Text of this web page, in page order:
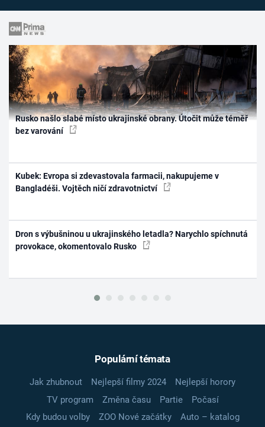
Rusko našlo slabé místo ukrajinské obrany. Útočit může téměř
bez varování
Kubek: Evropa si zdevastovala farmacii, nakupujeme v
Bangladéši. Vojtěch ničí zdravotnictví
Dron s výbušninou u ukrajinského letadla? Narychlo spíchnutá
provokace, okomentovalo Rusko
Populární témata
Jak zhubnout Nejlepší filmy 2024
Nejlepší horory
TV program
Změna času Partie
Počasí
Kdy budou volby
ZOO Nové začátky
Auto – katalog